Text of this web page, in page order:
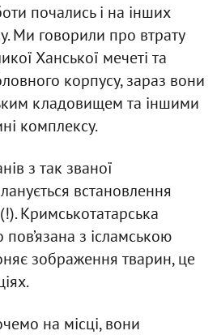
почались і на інших
Ми говорили про втрату
Ханської мечеті та
корпусу, зараз вони
кладовищем та іншими
комплексу.
з так званої
встановлення
Кримськотатарська
пов’язана з ісламською
зображення тварин, це
на місці, вони